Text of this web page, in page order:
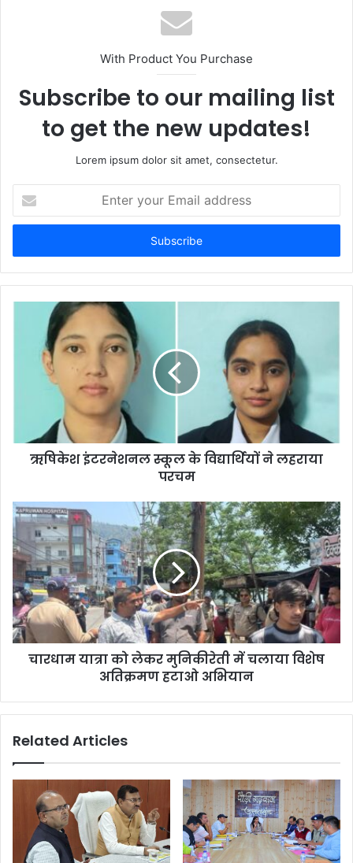
With Product You Purchase
Subscribe to our mailing list
to get the new updates!
Lorem ipsum dolor sit amet, consectetur.
your
Email
ऋषिकेश इंटरनेशनल स्कूल के विद्यार्थियों ने लहराया
परचम
चारधाम यात्रा को लेकर मुनिकीरेती में चलाया विशेष
अतिक्रमण हटाओ अभियान
Related Articles